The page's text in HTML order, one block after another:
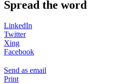
Spread the word
LinkedIn
Twitter
Xing
Facebook
Send as email
Print